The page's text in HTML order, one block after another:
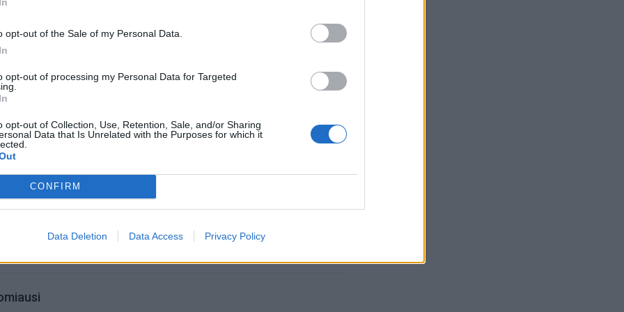
opt-out of the Sale of my Personal Data.
opt-out of processing my Personal Data for Targeted
opt-out of Collection, Use, Retention, Sale, and/or Sharing
Data that Is Unrelated with the Purposes for which it
CONFIRM
Data Deletion Data Access Privacy Policy
tikrąjį mūsų ląstelių, audinių ir organų amžių, nulemtą jų
ir funkcijos, paaiškino daktaras Xiaojing Yang, myDNAge
vadovas.